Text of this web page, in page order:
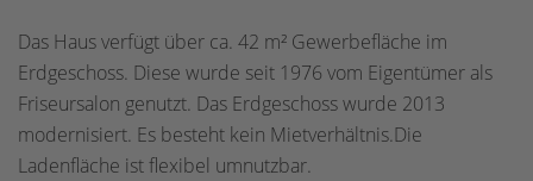
Das Haus verfügt über ca. 42 m² Gewerbefläche im
Erdgeschoss. Diese wurde seit 1976 vom Eigentümer als
Friseursalon genutzt. Das Erdgeschoss wurde 2013
modernisiert. Es besteht kein Mietverhältnis.Die
Ladenfläche ist flexibel umnutzbar.